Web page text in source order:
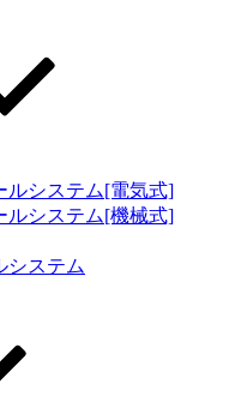
ルシステム[電気式]
ルシステム[機械式]
システム